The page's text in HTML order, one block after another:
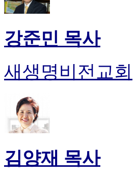
강준민 목사
새생명비전교회
김양재 목사